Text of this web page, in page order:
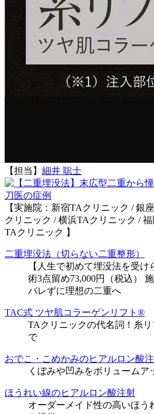
【担当】 細井 聡士
刀医の症例
【実施院：新宿TAクリニック / 銀
クリニック / 横浜TAクリニック /
TAクリニック 】
二重埋没法（切らない二重整形）
【人生で初めて埋没法を受
術3点留め73,000円（税込）
バレずに理想の二重へ
TAC式 ツヤ肌コラーゲンリフト®
TAクリニックの代名詞！糸
で
おでこ・こめかみのヒアルロン酸
くぼみや凹みをボリューム
ほうれい線のヒアルロン酸注射
オーダーメイド性の高いほう